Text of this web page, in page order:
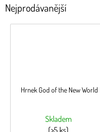
Nejprodávanější
Hrnek God of the New World
Skladem